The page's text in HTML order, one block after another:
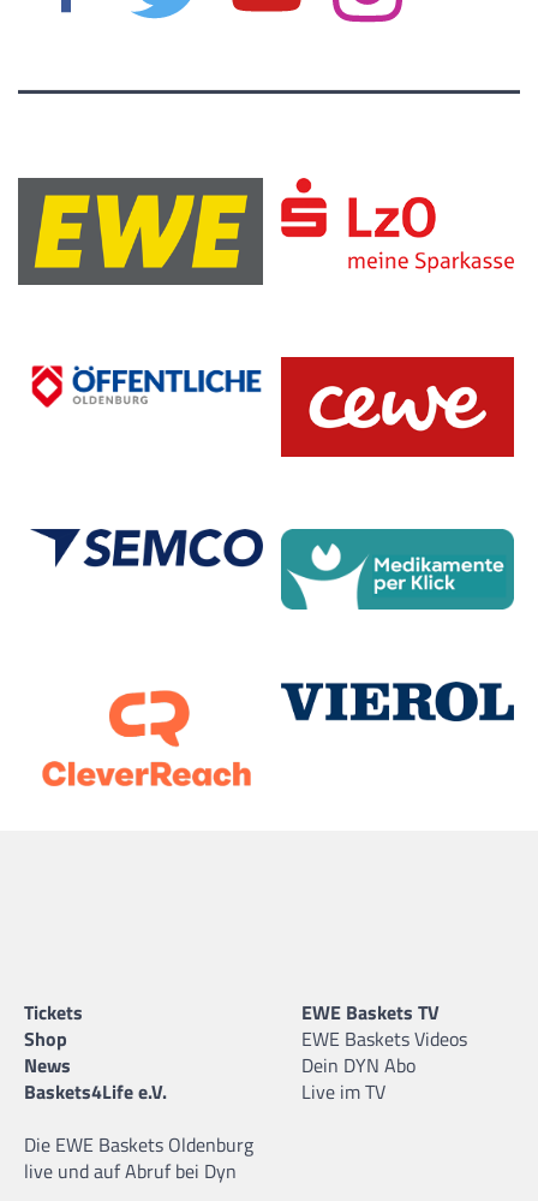
Tickets
Shop
News
Baskets4Life e.V.
Die EWE Baskets Oldenburg
live und auf Abruf bei Dyn
EWE Baskets TV
EWE Baskets Videos
Dein DYN Abo
Live im TV